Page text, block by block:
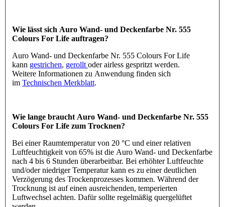
Wie lässt sich Auro Wand- und Deckenfarbe Nr. 555
Colours For Life auftragen?
Auro Wand- und Deckenfarbe Nr. 555 Colours For Life
kann gestrichen, gerollt oder airless gespritzt werden.
Weitere Informationen zu Anwendung finden sich
im Technischen Merkblatt.
Wie lange braucht Auro Wand- und Deckenfarbe Nr. 555
Colours For Life zum Trocknen?
Bei einer Raumtemperatur von 20 °C und einer relativen
Luftfeuchtigkeit von 65% ist die Auro Wand- und Deckenfarbe
nach 4 bis 6 Stunden überarbeitbar. Bei erhöhter Luftfeuchte
und/oder niedriger Temperatur kann es zu einer deutlichen
Verzögerung des Trockenprozesses kommen. Während der
Trocknung ist auf einen ausreichenden, temperierten
Luftwechsel achten. Dafür sollte regelmäßig quergelüftet